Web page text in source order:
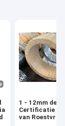
1 - 12mm de
Certificatie
van Roestvrij